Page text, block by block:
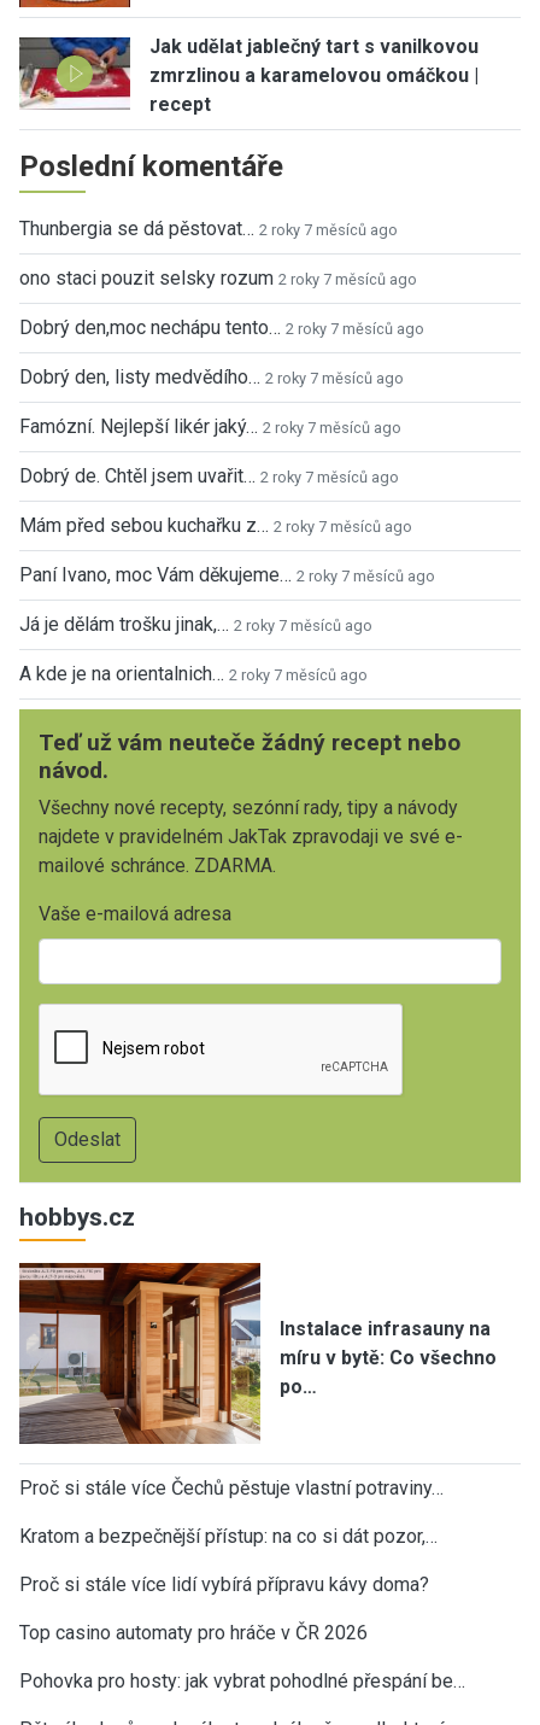
Jak udělat jablečný tart s vanilkovou
zmrzlinou a karamelovou omáčkou |
recept
Poslední komentáře
Thunbergia se dá pěstovat… 2 roky 7 měsíců ago
ono staci pouzit selsky rozum 2 roky 7 měsíců ago
Dobrý den,moc nechápu tento… 2 roky 7 měsíců ago
Dobrý den, listy medvědího… 2 roky 7 měsíců ago
Famózní. Nejlepší likér jaký… 2 roky 7 měsíců ago
Dobrý de. Chtěl jsem uvařit… 2 roky 7 měsíců ago
Mám před sebou kuchařku z… 2 roky 7 měsíců ago
Paní Ivano, moc Vám děkujeme… 2 roky 7 měsíců ago
Já je dělám trošku jinak,… 2 roky 7 měsíců ago
A kde je na orientalnich… 2 roky 7 měsíců ago
Teď už vám neuteče žádný recept nebo
návod.
Všechny nové recepty, sezónní rady, tipy a návody
najdete v pravidelném JakTak zpravodaji ve své e-
mailové schránce. ZDARMA.
Vaše e-mailová adresa
hobbys.cz
Instalace infrasauny na
míru v bytě: Co všechno
po…
Proč si stále více Čechů pěstuje vlastní potraviny…
Kratom a bezpečnější přístup: na co si dát pozor,…
Proč si stále více lidí vybírá přípravu kávy doma?
Top casino automaty pro hráče v ČR 2026
Pohovka pro hosty: jak vybrat pohodlné přespání be…